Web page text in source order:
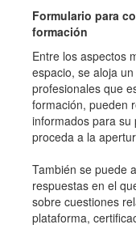
Formulario para
formación
Entre los aspectos
espacio, se aloja un
profesionales que
formación, pueden
informados para
proceda a la
También se puede
respuestas en el
sobre cuestiones
plataforma,